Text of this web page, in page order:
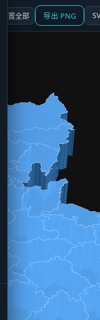
重置全部 导出 PNG